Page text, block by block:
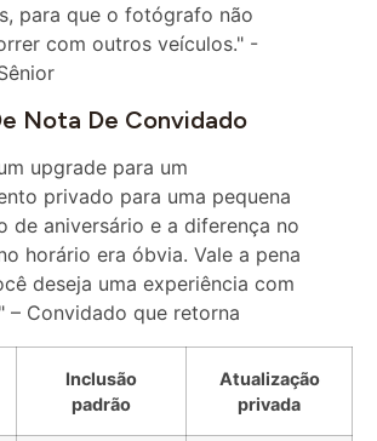
com outros veículos." -
Nota De Convidado
upgrade para um
privado para uma pequena
de aniversário e a diferença no
horário era óbvia. Vale a pena
deseja uma experiência com
– Convidado que retorna
Inclusão
padrão
Atualização
privada